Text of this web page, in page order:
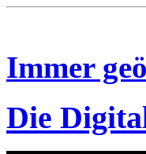
Immer
Die